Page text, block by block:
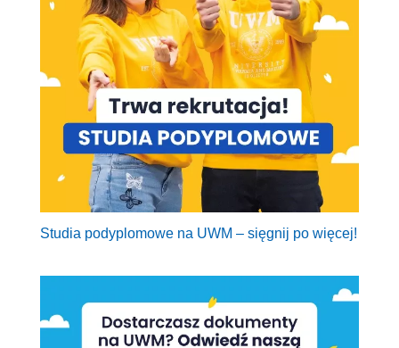
Studia podyplomowe na UWM – sięgnij po więcej!